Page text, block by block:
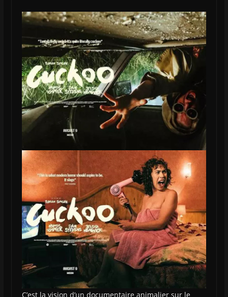
C’est la vision d’un documentaire animalier sur le